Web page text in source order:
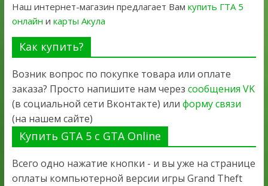
Наш интернет-магазин предлагает Вам купить ГТА 5
онлайн и карты Акула
Как купить?
Возник вопрос по покупке товара или оплате
заказа? Просто напишите нам через сообщения VK
(в социальной сети Вконтакте) или форму связи
(на нашем сайте)
Купить GTA 5 с GTA Online
Всего одно нажатие кнопки - и вы уже на странице
оплаты компьютерной версии игры Grand Theft